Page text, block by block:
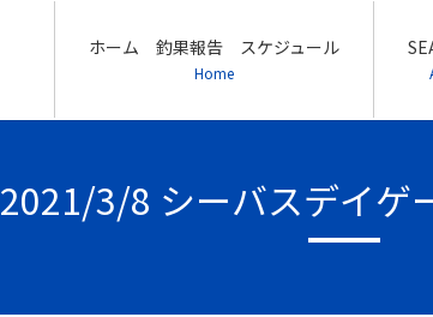
ホーム 釣果報告 スケジュール
Home
2021/3/8 シーバスデイゲ